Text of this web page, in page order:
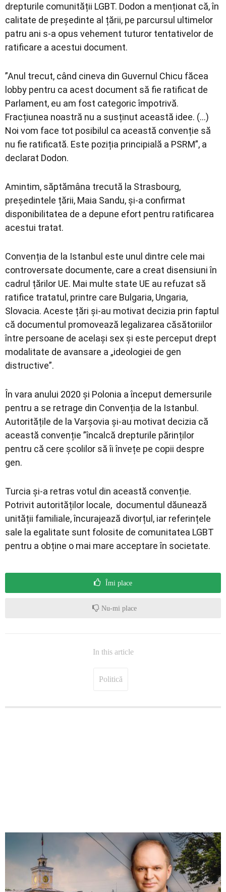
drepturile comunității LGBT. Dodon a menționat că, în
calitate de președinte al țării, pe parcursul ultimelor
patru ani s-a opus vehement tuturor tentativelor de
ratificare a acestui document.
”Anul trecut, când cineva din Guvernul Chicu făcea
lobby pentru ca acest document să fie ratificat de
Parlament, eu am fost categoric împotrivă.
Fracțiunea noastră nu a susținut această idee. (…)
Noi vom face tot posibilul ca această convenție să
nu fie ratificată. Este poziția principială a PSRM”, a
declarat Dodon.
Amintim, săptămâna trecută la Strasbourg,
președintele țării, Maia Sandu, și-a confirmat
disponibilitatea de a depune efort pentru ratificarea
acestui tratat.
Convenția de la Istanbul este unul dintre cele mai
controversate documente, care a creat disensiuni în
cadrul țărilor UE. Mai multe state UE au refuzat să
ratifice tratatul, printre care Bulgaria, Ungaria,
Slovacia. Aceste țări și-au motivat decizia prin faptul
că documentul promovează legalizarea căsătoriilor
între persoane de același sex și este perceput drept
modalitate de avansare a „ideologiei de gen
distructive”.
În vara anului 2020 și Polonia a început demersurile
pentru a se retrage din Convenția de la Istanbul.
Autoritățile de la Varșovia și-au motivat decizia că
această convenție ”încalcă drepturile părinților
pentru că cere școlilor să îi învețe pe copii despre
gen.
Turcia și-a retras votul din această convenție.
Potrivit autorităților locale, documentul dăunează
unității familiale, încurajează divorțul, iar referințele
sale la egalitate sunt folosite de comunitatea LGBT
pentru a obține o mai mare acceptare în societate.
Îmi place
Nu-mi place
In this article
Politică